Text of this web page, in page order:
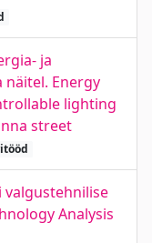
ja
näitel. Energy
lighting
street
Analysis